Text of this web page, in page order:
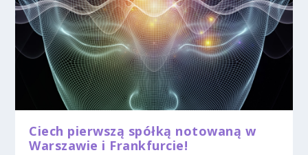
Ciech pierwszą spółką notowaną w
Warszawie i Frankfurcie!